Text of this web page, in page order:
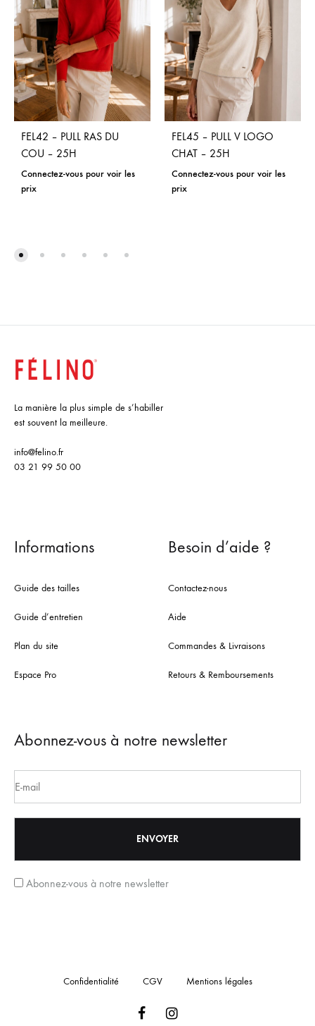
FEL42 – PULL RAS DU
COU – 25H
Connectez-vous pour voir les
prix
FEL45 – PULL V LOGO
CHAT – 25H
Connectez-vous pour voir les
prix
La manière la plus simple de s’habiller
est souvent la meilleure.
info@felino.fr
03 21 99 50 00
Informations
Guide des tailles
Guide d’entretien
Plan du site
Espace Pro
Besoin d’aide ?
Contactez-nous
Aide
Commandes & Livraisons
Retours & Remboursements
Abonnez-vous à notre newsletter
Abonnez-vous à notre newsletter
Confidentialité CGV Mentions légales
FacebookInstagram